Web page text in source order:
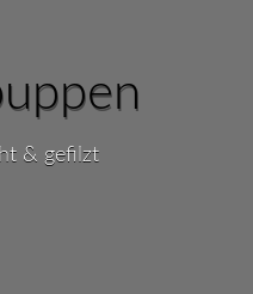
& gefilzt